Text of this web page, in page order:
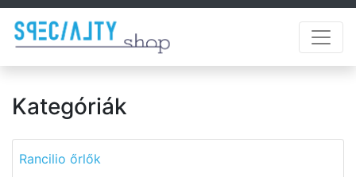
Kategóriák
Rancilio őrlők